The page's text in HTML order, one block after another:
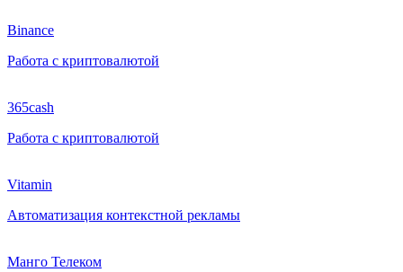
Binance
Работа с криптовалютой
365cash
Работа с криптовалютой
Vitamin
Автоматизация контекстной рекламы
Манго Телеком